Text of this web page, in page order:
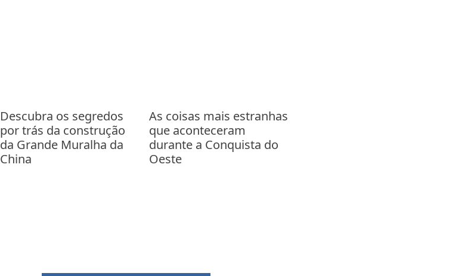
Descubra os segredos
por trás da construção
da Grande Muralha da
China
As coisas mais estranhas
que aconteceram
durante a Conquista do
Oeste